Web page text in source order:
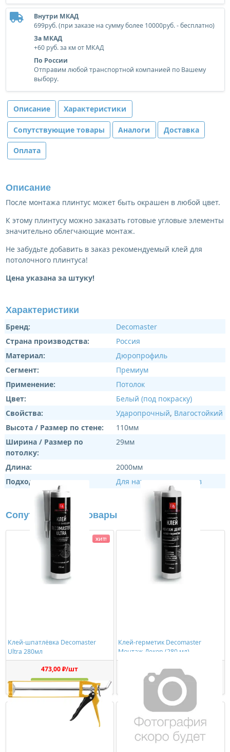
Внутри МКАД
699руб. (при заказе на сумму более 10000руб. - бесплатно)
За МКАД
+60 руб. за км от МКАД
По России
Отправим любой транспортной компанией по Вашему
выбору.
Описание Характеристики
Сопутствующие товары Аналоги Доставка
Оплата
Описание
После монтажа плинтус может быть окрашен в любой цвет.
К этому плинтусу можно заказать готовые угловые элементы
значительно облегчающие монтаж.
Не забудьте добавить в заказ рекомендуемый клей для
потолочного плинтуса!
Цена указана за штуку!
Характеристики
Бренд:
Decomaster
Страна производства:
Россия
Материал:
Дюропрофиль
Сегмент:
Премиум
Применение:
Потолок
Цвет:
Белый (под покраску)
Свойства:
Ударопрочный, Влагостойкий
Высота / Размер по стене:
110мм
Ширина / Размер по
потолку:
29мм
Длина:
2000мм
Подходит:
Для натяжных потолков
Сопутствующие товары
Клей-шпатлёвка Decomaster
Ultra 280мл
473,00 ₽/шт
Купить
ХИТ!
Клей-герметик Decomaster
Монтаж-Декор (280 мл)
1150,00 ₽/шт
Купить